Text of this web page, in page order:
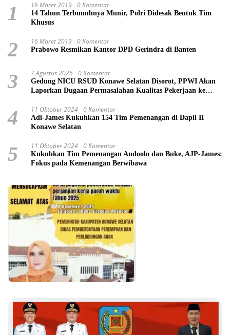
1 16 Maret 2019 0 Komentar
14 Tahun Terbunuhnya Munir, Polri Didesak Bentuk Tim
Khusus
2 16 Maret 2019 0 Komentar
Prabowo Resmikan Kantor DPD Gerindra di Banten
3 7 Agustus 2026 0 Komentar
Gedung NICU RSUD Konawe Selatan Disorot, PPWI Akan
Laporkan Dugaan Permasalahan Kualitas Pekerjaan ke
4 11 Oktober 2024 0 Komentar
Adi-James Kukuhkan 154 Tim Pemenangan di Dapil II
Konawe Selatan
5 11 Oktober 2024 0 Komentar
Kukuhkan Tim Pemenangan Andoolo dan Buke, AJP-James:
Fokus pada Kemenangan Berwibawa